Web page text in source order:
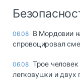
06.08 В Мордовии
спровоцировал
06.08 Трое
легковушки и двух